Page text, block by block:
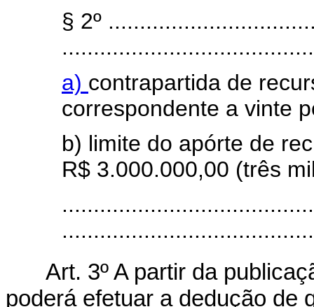
§ 2º
a) contrapartida de
correspondente a vinte
b) limite do apórte de
R$ 3.000.000,00 (três
Art. 3º A partir da
poderá efetuar a dedução de